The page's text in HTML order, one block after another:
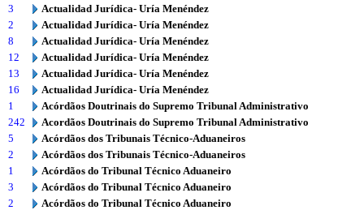
3
Actualidad Jurídica- Uría Menéndez
2
Actualidad Jurídica- Uría Menéndez
8
Actualidad Jurídica- Uría Menéndez
12
Actualidad Jurídica- Uría Menéndez
13
Actualidad Jurídica- Uría Menéndez
16
Actualidad Jurídica- Uría Menéndez
1
Acórdãos Doutrinais do Supremo Tribunal Administrativo
242
Acordãos Doutrinais do Supremo Tribunal Administrativo
5
Acórdãos dos Tribunais Técnico-Aduaneiros
2
Acórdãos dos Tribunais Técnico-Aduaneiros
1
Acórdãos do Tribunal Técnico Aduaneiro
3
Acórdãos do Tribunal Técnico Aduaneiro
2
Acórdãos do Tribunal Técnico Aduaneiro